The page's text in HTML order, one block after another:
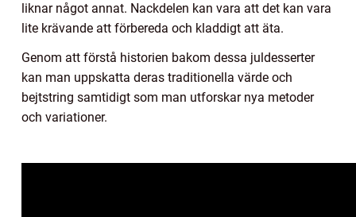
liknar något annat. Nackdelen kan vara att det kan vara
lite krävande att förbereda och kladdigt att äta.
Genom att förstå historien bakom dessa juldesserter
kan man uppskatta deras traditionella värde och
bejtstring samtidigt som man utforskar nya metoder
och variationer.